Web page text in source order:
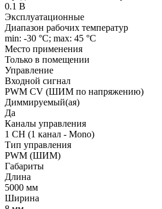
0.1 В
Эксплуатационные
Диапазон рабочих температур
min: -30 °C; max: 45 °C
Место применения
Только в помещении
Управление
Входной сигнал
PWM СV (ШИМ по напряжению)
Диммируемый(ая)
Да
Каналы управления
1 CH (1 канал - Mono)
Тип управления
PWM (ШИМ)
Габариты
Длина
5000 мм
Ширина